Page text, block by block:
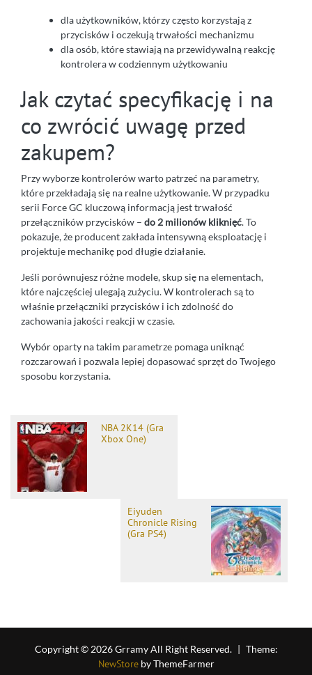
dla użytkowników, którzy często korzystają z
przycisków i oczekują trwałości mechanizmu
dla osób, które stawiają na przewidywalną reakcję
kontrolera w codziennym użytkowaniu
Jak czytać specyfikację i na
co zwrócić uwagę przed
zakupem?
Przy wyborze kontrolerów warto patrzeć na parametry,
które przekładają się na realne użytkowanie. W przypadku
serii Force GC kluczową informacją jest trwałość
przełączników przycisków – do 2 milionów kliknięć. To
pokazuje, że producent zakłada intensywną eksploatację i
projektuje mechanikę pod długie działanie.
Jeśli porównujesz różne modele, skup się na elementach,
które najczęściej ulegają zużyciu. W kontrolerach są to
właśnie przełączniki przycisków i ich zdolność do
zachowania jakości reakcji w czasie.
Wybór oparty na takim parametrze pomaga uniknąć
rozczarowań i pozwala lepiej dopasować sprzęt do Twojego
sposobu korzystania.
NBA 2K14 (Gra
Xbox One)
Eiyuden
Chronicle Rising
(Gra PS4)
Copyright © 2026 Grramy All Right Reserved. | Theme:
NewStoreby ThemeFarmer